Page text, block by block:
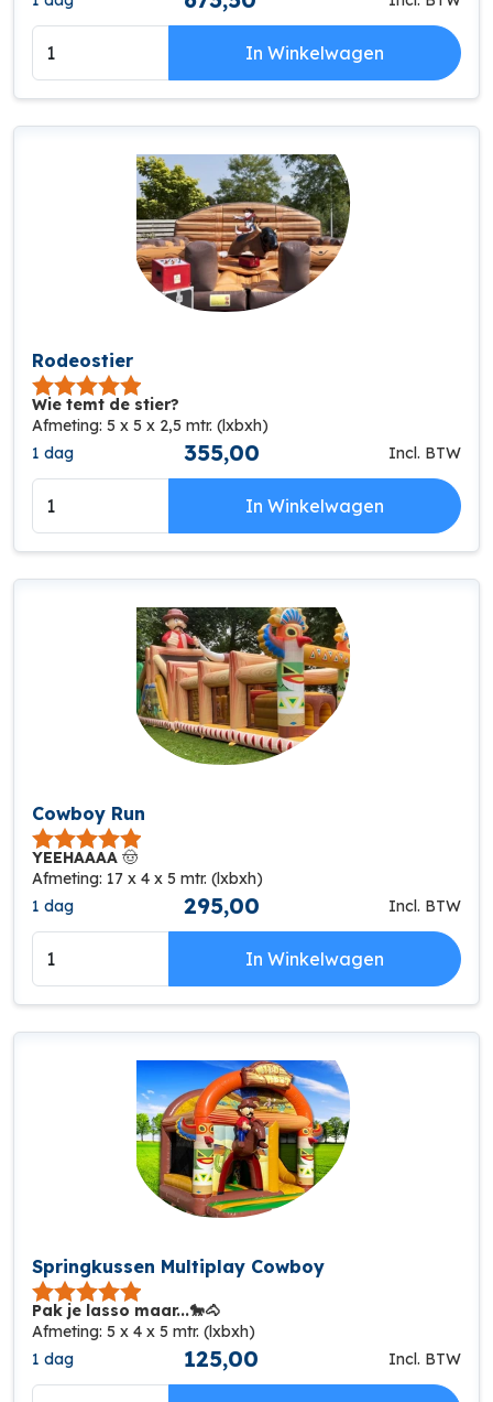
In Winkelwagen
Rodeostier
1 dag 355,00 Incl. BTW
Wie temt de stier?
Afmeting: 5 x 5 x 2,5 mtr. (lxbxh)
In Winkelwagen
NIEUW
Cowboy Run
1 dag 295,00 Incl. BTW
YEEHAAAA 🤠
Afmeting: 17 x 4 x 5 mtr. (lxbxh)
In Winkelwagen
Springkussen Multiplay Cowboy
1 dag 125,00 Incl. BTW
Pak je lasso maar...🐎🐴
Afmeting: 5 x 4 x 5 mtr. (lxbxh)